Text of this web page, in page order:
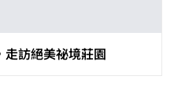
訪絕美祕境莊園